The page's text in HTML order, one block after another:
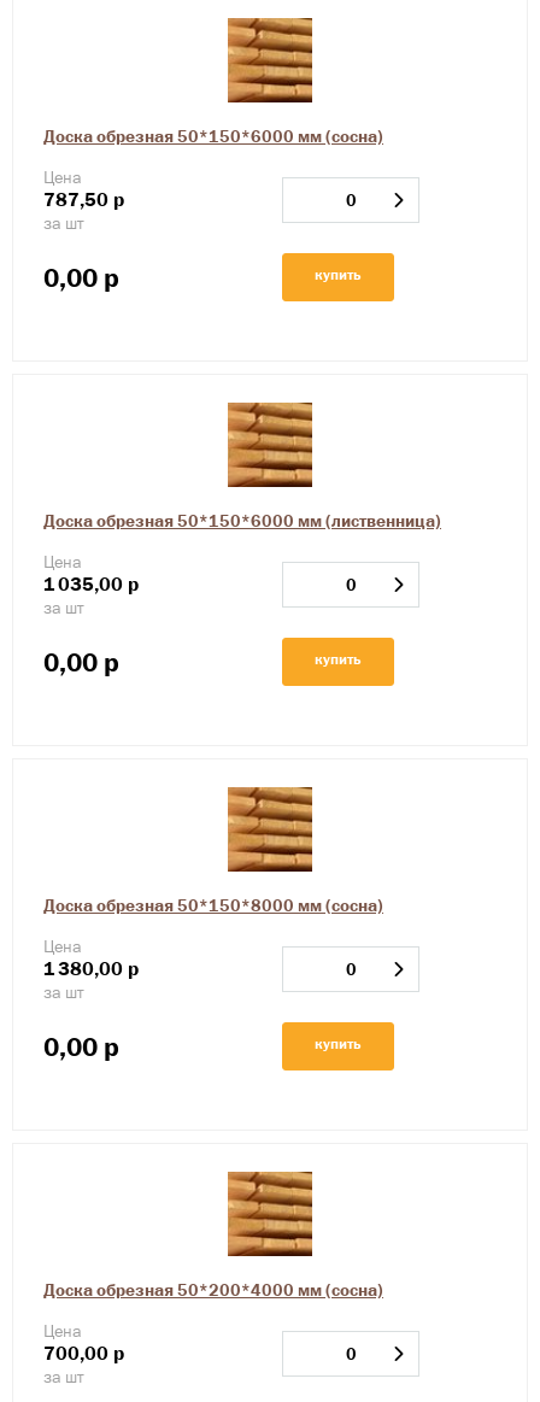
Доска обрезная 50*150*6000 мм (сосна)
Цена
787,50 р
за шт
0,00 р купить
Доска обрезная 50*150*6000 мм (лиственница)
Цена
1035,00 р
за шт
0,00 р купить
Доска обрезная 50*150*8000 мм (сосна)
Цена
1380,00 р
за шт
0,00 р купить
Доска обрезная 50*200*4000 мм (сосна)
Цена
700,00 р
за шт